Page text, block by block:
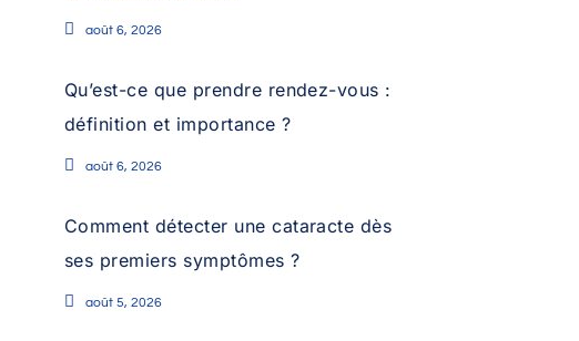
août 6, 2026
Qu’est-ce que prendre rendez-vous :
définition et importance ?
août 6, 2026
Comment détecter une cataracte dès
ses premiers symptômes ?
août 5, 2026